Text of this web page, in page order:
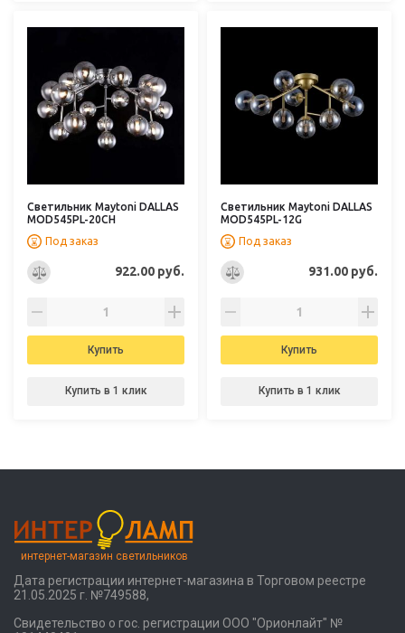
Светильник Maytoni DALLAS
MOD545PL-20CH
Под заказ
922.00 руб.
Купить
Купить в 1 клик
Светильник Maytoni DALLAS
MOD545PL-12G
Под заказ
931.00 руб.
Купить
Купить в 1 клик
интернет-магазин светильников
Дата регистрации интернет-магазина в Торговом реестре
21.05.2025 г. №749588,
Свидетельство о гос. регистрации ООО "Орионлайт" №